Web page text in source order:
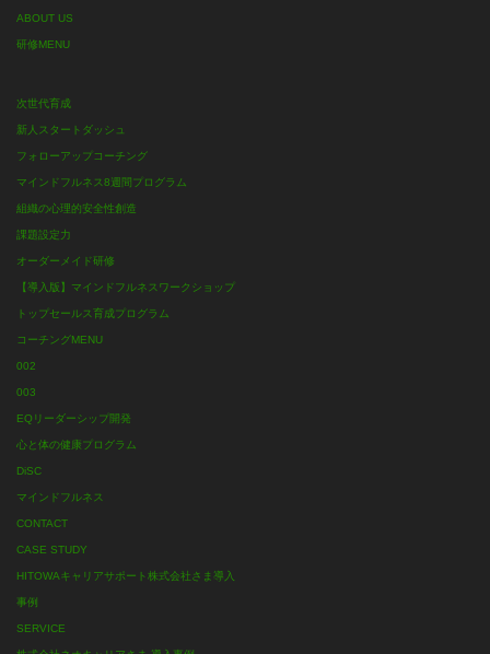
ABOUT US
研修MENU
次世代育成
新人スタートダッシュ
フォローアップコーチング
マインドフルネス8週間プログラム
組織の心理的安全性創造
課題設定力
オーダーメイド研修
【導入版】マインドフルネスワークショップ
トップセールス育成プログラム
コーチングMENU
002
003
EQリーダーシップ開発
心と体の健康プログラム
DiSC
マインドフルネス
CONTACT
CASE STUDY
HITOWAキャリアサポート株式会社さま導入
事例
SERVICE